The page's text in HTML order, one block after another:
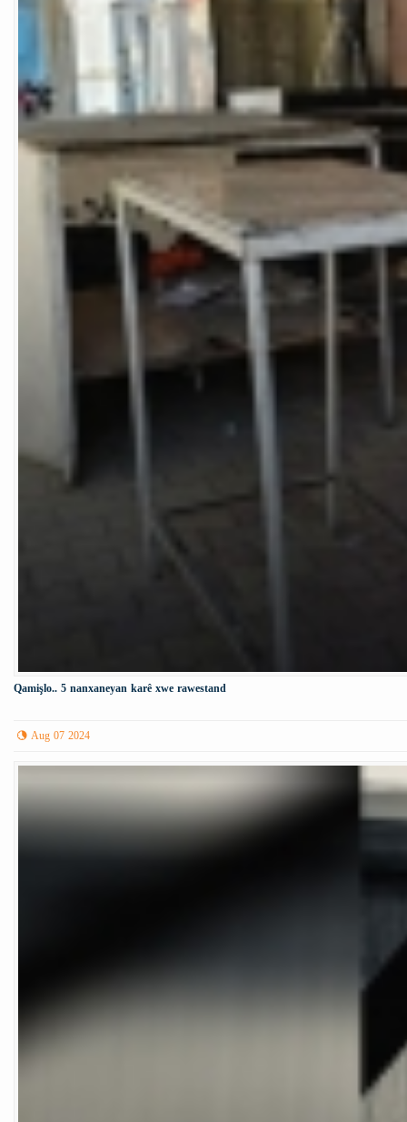
Qamişlo.. 5 nanxaneyan karê xwe rawestand
Aug 07 2024